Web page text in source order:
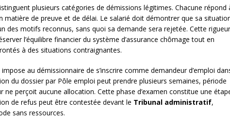
plusieurs catégories de démissions légitimes. Chacune répond
matière de preuve et de délai. Le salarié doit démontrer que sa
des motifs reconnus, sans quoi sa demande sera rejetée. Cette rigueur
l’équilibre financier du système d’assurance chômage tout en
à des situations contraignantes.
au démissionnaire de s’inscrire comme demandeur d’emploi
du dossier par Pôle emploi peut prendre plusieurs semaines, période
ne perçoit aucune allocation. Cette phase d’examen constitue une
de refus peut être contestée devant le Tribunal administratif,
sans ressources.